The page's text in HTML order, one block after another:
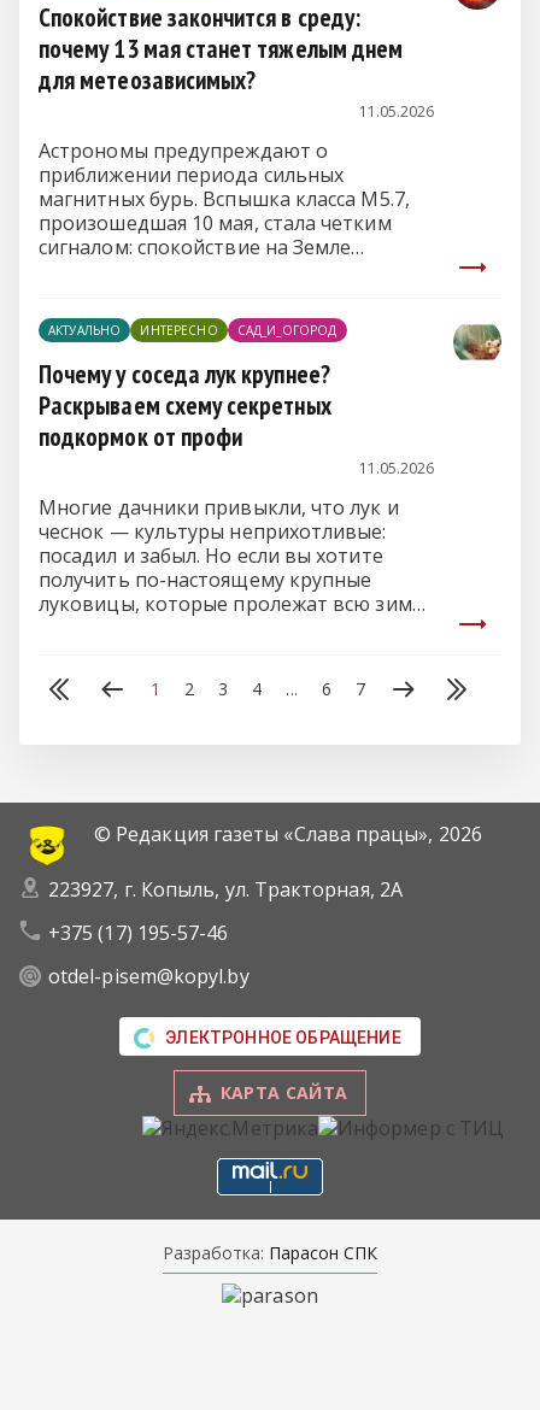
Спокойствие закончится в среду:
почему 13 мая станет тяжелым днем
для метеозависимых?
11.05.2026
Астрономы предупреждают о
приближении периода сильных
магнитных бурь. Вспышка класса M5.7,
произошедшая 10 мая, стала четким
сигналом: спокойствие на Земле
АКТУАЛЬНО ИНТЕРЕСНО САД_И_ОГОРОД
Почему у соседа лук крупнее?
Раскрываем схему секретных
подкормок от профи
11.05.2026
Многие дачники привыкли, что лук и
чеснок — культуры неприхотливые:
посадил и забыл. Но если вы хотите
получить по-настоящему крупные
луковицы, которые пролежат всю зиму,
грядки для рекордного урожая.
1 2 3 4 ... 6 7
© Редакция газеты «Слава працы», 2026
223927, г. Копыль, ул. Тракторная, 2А
+375 (17) 195-57-46
otdel-pisem@kopyl.by
ЭЛЕКТРОННОЕ ОБРАЩЕНИЕ
КАРТА САЙТА
Разработка: Парасон СПК